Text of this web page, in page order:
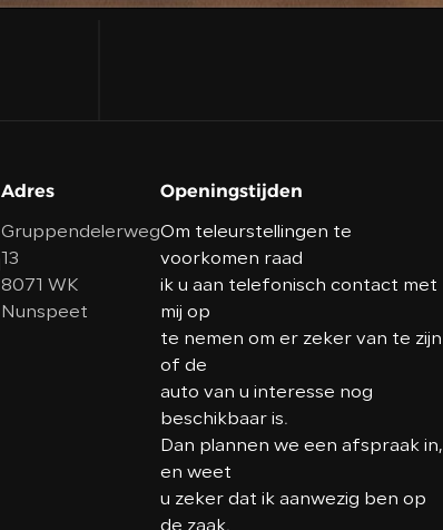
Adres
Gruppendelerweg
13
8071 WK
Nunspeet
Openingstijden
Om teleurstellingen te
voorkomen raad
ik u aan telefonisch contact met
mij op
te nemen om er zeker van te zijn
of de
auto van u interesse nog
beschikbaar is.
Dan plannen we een afspraak in,
en weet
u zeker dat ik aanwezig ben op
de zaak.